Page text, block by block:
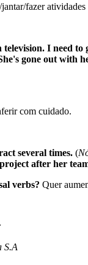
jantar/fazer
I need to
gone out with
com cuidado.
several times. (
after her
verbs? Quer
S.A